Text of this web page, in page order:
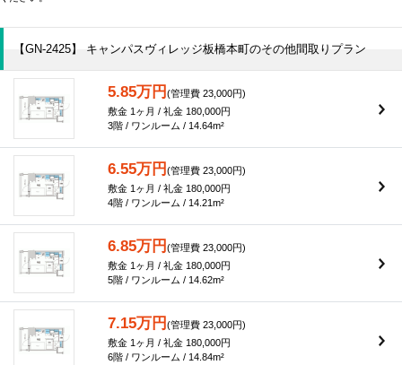
【GN-2425】 キャンパスヴィレッジ板橋本町のその他間取りプラン
5.85万円 (管理費 23,000円)
敷金 1ヶ月 / 礼金 180,000円
3階 / ワンルーム / 14.64m²
6.55万円 (管理費 23,000円)
敷金 1ヶ月 / 礼金 180,000円
4階 / ワンルーム / 14.21m²
6.85万円 (管理費 23,000円)
敷金 1ヶ月 / 礼金 180,000円
5階 / ワンルーム / 14.62m²
7.15万円 (管理費 23,000円)
敷金 1ヶ月 / 礼金 180,000円
6階 / ワンルーム / 14.84m²